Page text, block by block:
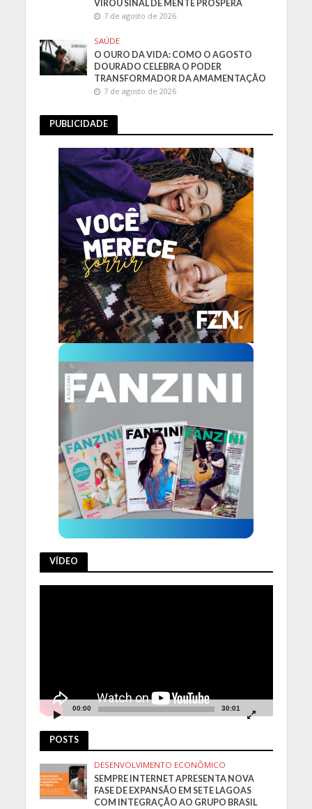
VIROU SINAL DE MENTE PRÓSPERA
7 de agosto de 2026
SAÚDE
O OURO DA VIDA: COMO O AGOSTO
DOURADO CELEBRA O PODER
TRANSFORMADOR DA AMAMENTAÇÃO
7 de agosto de 2026
PUBLICIDADE
VÍDEO
00:00 30:01
POSTS
DESENVOLVIMENTO ECONÔMICO
SEMPRE INTERNET APRESENTA NOVA
FASE DE EXPANSÃO EM SETE LAGOAS
COM INTEGRAÇÃO AO GRUPO BRASIL